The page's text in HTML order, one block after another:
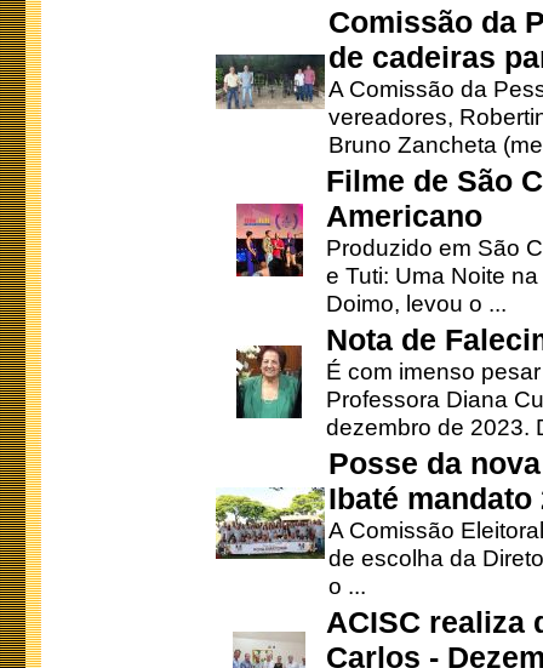
Comissão da
de cadeiras
A Comissão da
vereadores,
Bruno Zancheta
Filme de São
Americano
Produzido em São
e Tuti: Uma Noite
Doimo, levou o ...
Nota de
É com imenso
Professora Diana
dezembro de 2023.
Posse da
Ibaté mandato
A Comissão
de escolha da
o ...
ACISC realiza
Carlos -